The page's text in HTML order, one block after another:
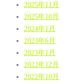
2025年11月
2025年10月
2024年1月
2023年6月
2023年1月
2022年12月
2022年10月